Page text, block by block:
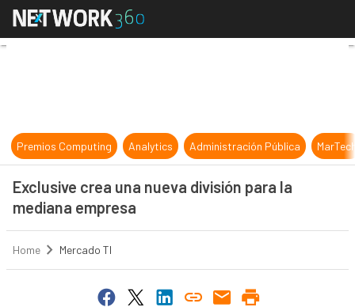
Exclusive crea una nueva división
Premios Computing Analytics Administración Pública
Exclusive crea una nueva división para la
mediana empresa
Home Mercado TI